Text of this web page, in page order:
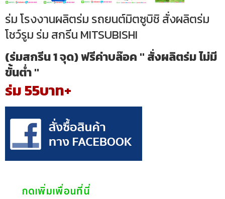
ร่ม โรงงานผลิตร่ม รถยนต์มิตซูบิชิ สั่งผลิตร่ม
โชว์รูม ร่ม สกรีน MITSUBISHI
(ร่มสกรีน 1 จุด) ฟรีค่าบล๊อค " สั่งผลิตร่ม ไม่มี
ขั้นต่ำ "
ร่ม 55บาท+